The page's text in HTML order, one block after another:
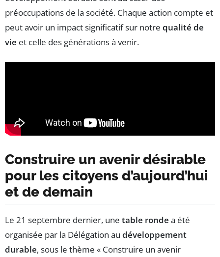
préoccupations de la société. Chaque action compte et
peut avoir un impact significatif sur notre qualité de
vie et celle des générations à venir.
Construire un avenir désirable
pour les citoyens d’aujourd’hui
et de demain
Le 21 septembre dernier, une table ronde a été
organisée par la Délégation au développement
durable, sous le thème « Construire un avenir